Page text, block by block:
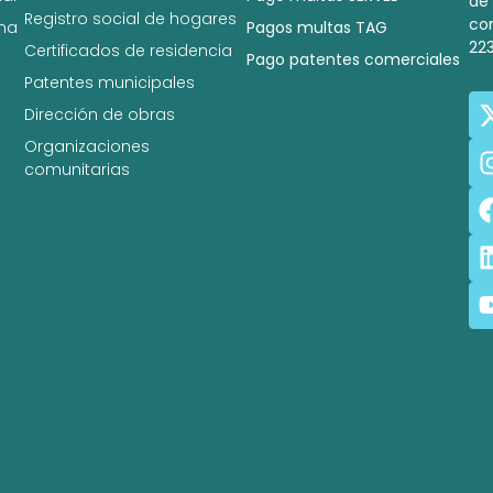
Pagos multas TAG
Pago patentes comerciales
Registro social de hogares
Certificados de residencia
Patentes municipales
Dirección de obras
Organizaciones
comunitarias